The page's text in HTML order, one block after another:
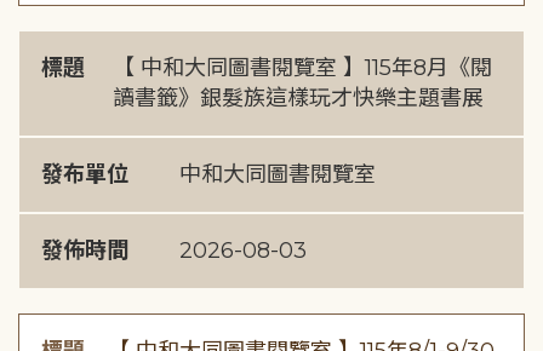
標題
【 中和大同圖書閱覽室 】115年8月《閱
讀書籤》銀髮族這樣玩才快樂主題書展
發布單位 中和大同圖書閱覽室
發佈時間 2026-08-03